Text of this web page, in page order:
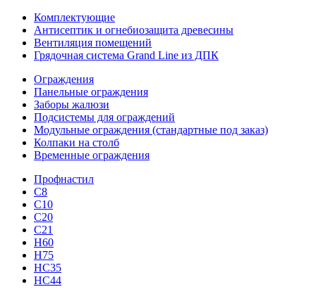
Комплектующие
Антисептик и огнебиозащита древесины
Вентиляция помещений
Грядочная система Grand Line из ДПК
Ограждения
Панельные ограждения
Заборы жалюзи
Подсистемы для ограждений
Модульные ограждения (стандартные под заказ)
Колпаки на столб
Временные ограждения
Профнастил
С8
С10
С20
С21
H60
H75
HС35
НС44